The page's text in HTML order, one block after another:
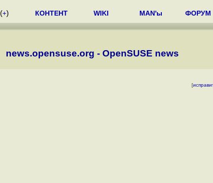
(+) КОНТЕНТ WIKI MAN'ы ФОРУМ
news.opensuse.org - OpenSUSE news
[